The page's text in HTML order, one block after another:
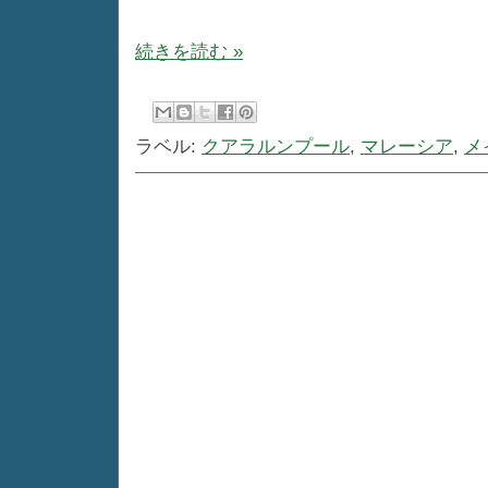
続きを読む »
ラベル: クアラルンプール, マレーシア,